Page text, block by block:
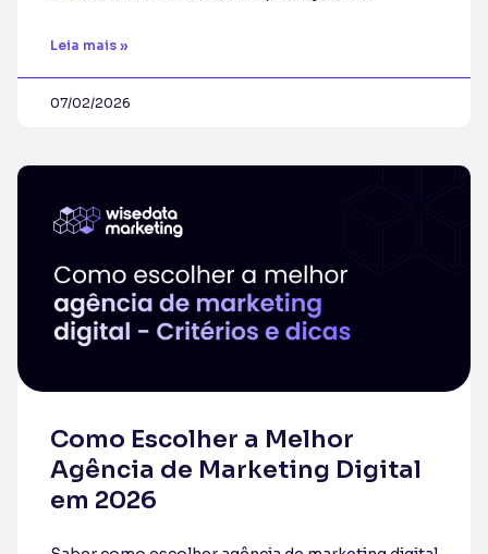
Leia mais »
07/02/2026
Como Escolher a Melhor
Agência de Marketing Digital
em 2026